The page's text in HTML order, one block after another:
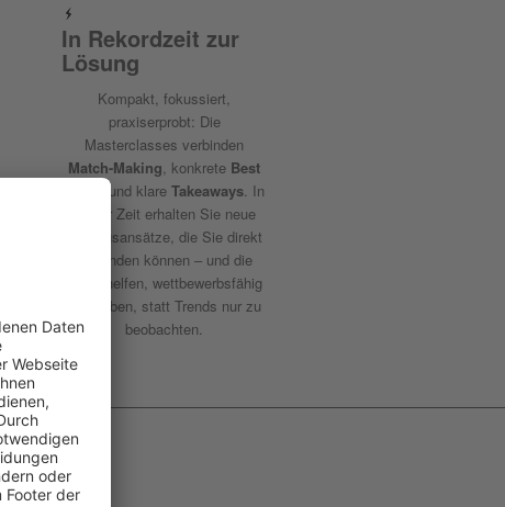
In Rekordzeit zur
Lösung
Kompakt, fokussiert,
praxiserprobt: Die
Masterclasses verbinden
Match-Making , konkrete Best
und klareTakeaways . In
kurzer Zeit erhalten Sie neue
Lösungsansätze, die Sie direkt
anwenden können – und die
Ihnen helfen, wettbewerbsfähig
zu bleiben, statt Trends nur zu
beobachten.